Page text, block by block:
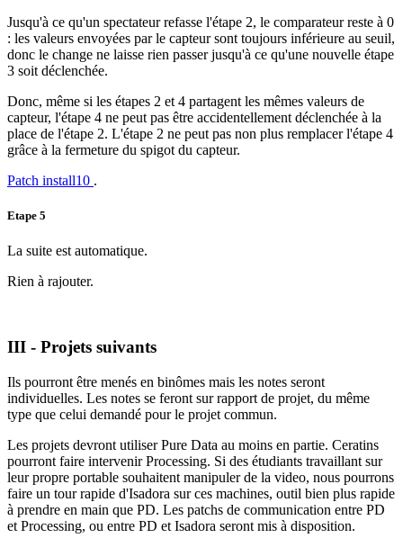
Jusqu'à ce qu'un spectateur refasse l'étape 2, le comparateur reste à 0
: les valeurs envoyées par le capteur sont toujours inférieure au seuil,
donc le change ne laisse rien passer jusqu'à ce qu'une nouvelle étape
3 soit déclenchée.
Donc, même si les étapes 2 et 4 partagent les mêmes valeurs de
capteur, l'étape 4 ne peut pas être accidentellement déclenchée à la
place de l'étape 2. L'étape 2 ne peut pas non plus remplacer l'étape 4
grâce à la fermeture du spigot du capteur.
Patch install10 .
Etape 5
La suite est automatique.
Rien à rajouter.
III - Projets suivants
Ils pourront être menés en binômes mais les notes seront
individuelles. Les notes se feront sur rapport de projet, du même
type que celui demandé pour le projet commun.
Les projets devront utiliser Pure Data au moins en partie. Ceratins
pourront faire intervenir Processing. Si des étudiants travaillant sur
leur propre portable souhaitent manipuler de la video, nous pourrons
faire un tour rapide d'Isadora sur ces machines, outil bien plus rapide
à prendre en main que PD. Les patchs de communication entre PD
et Processing, ou entre PD et Isadora seront mis à disposition.